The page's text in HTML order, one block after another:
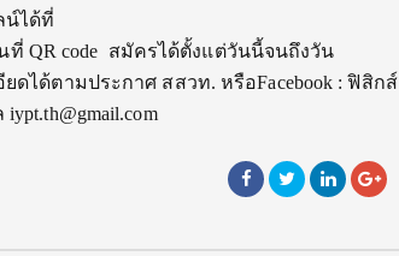
น์ได้ที่
นที่ QR code สมัครได้ตั้งแต่วันนี้จนถึงวัน
ดได้ตามประกาศ สสวท. หรือFacebook : ฟิสิกส์